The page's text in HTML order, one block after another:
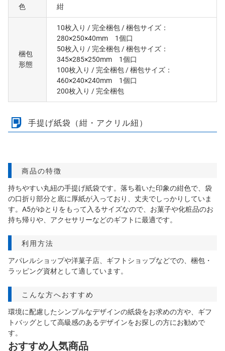
色 紺
梱包
形態
10枚入り / 完全梱包 / 梱包サイズ：
280×250×40mm 1個口
50枚入り / 完全梱包 / 梱包サイズ：
345×285×250mm 1個口
100枚入り / 完全梱包 / 梱包サイズ：
460×240×240mm 1個口
200枚入り / 完全梱包
手提げ紙袋（紺・アクリル紐）
商品の特徴
持ちやすい丸紐の手提げ紙袋です。落ち着いた印象の紺色で、袋
の口折り部分と底に厚紙が入っており、丈夫でしっかりしていま
す。A5がゆとりをもって入るサイズなので、お菓子や化粧品のお
持ち帰りや、アクセサリーなどのギフトに最適です。
利用方法
アパレルショップや洋菓子店、ギフトショップなどでの、梱包・
ラッピング資材として適しています。
こんな方へおすすめ
環境に配慮したシンプルなデザインの紙袋をお求めの方や、ギフ
トバッグとして高級感のあるデザインをお探しの方にお勧めで
す。
おすすめ人気商品